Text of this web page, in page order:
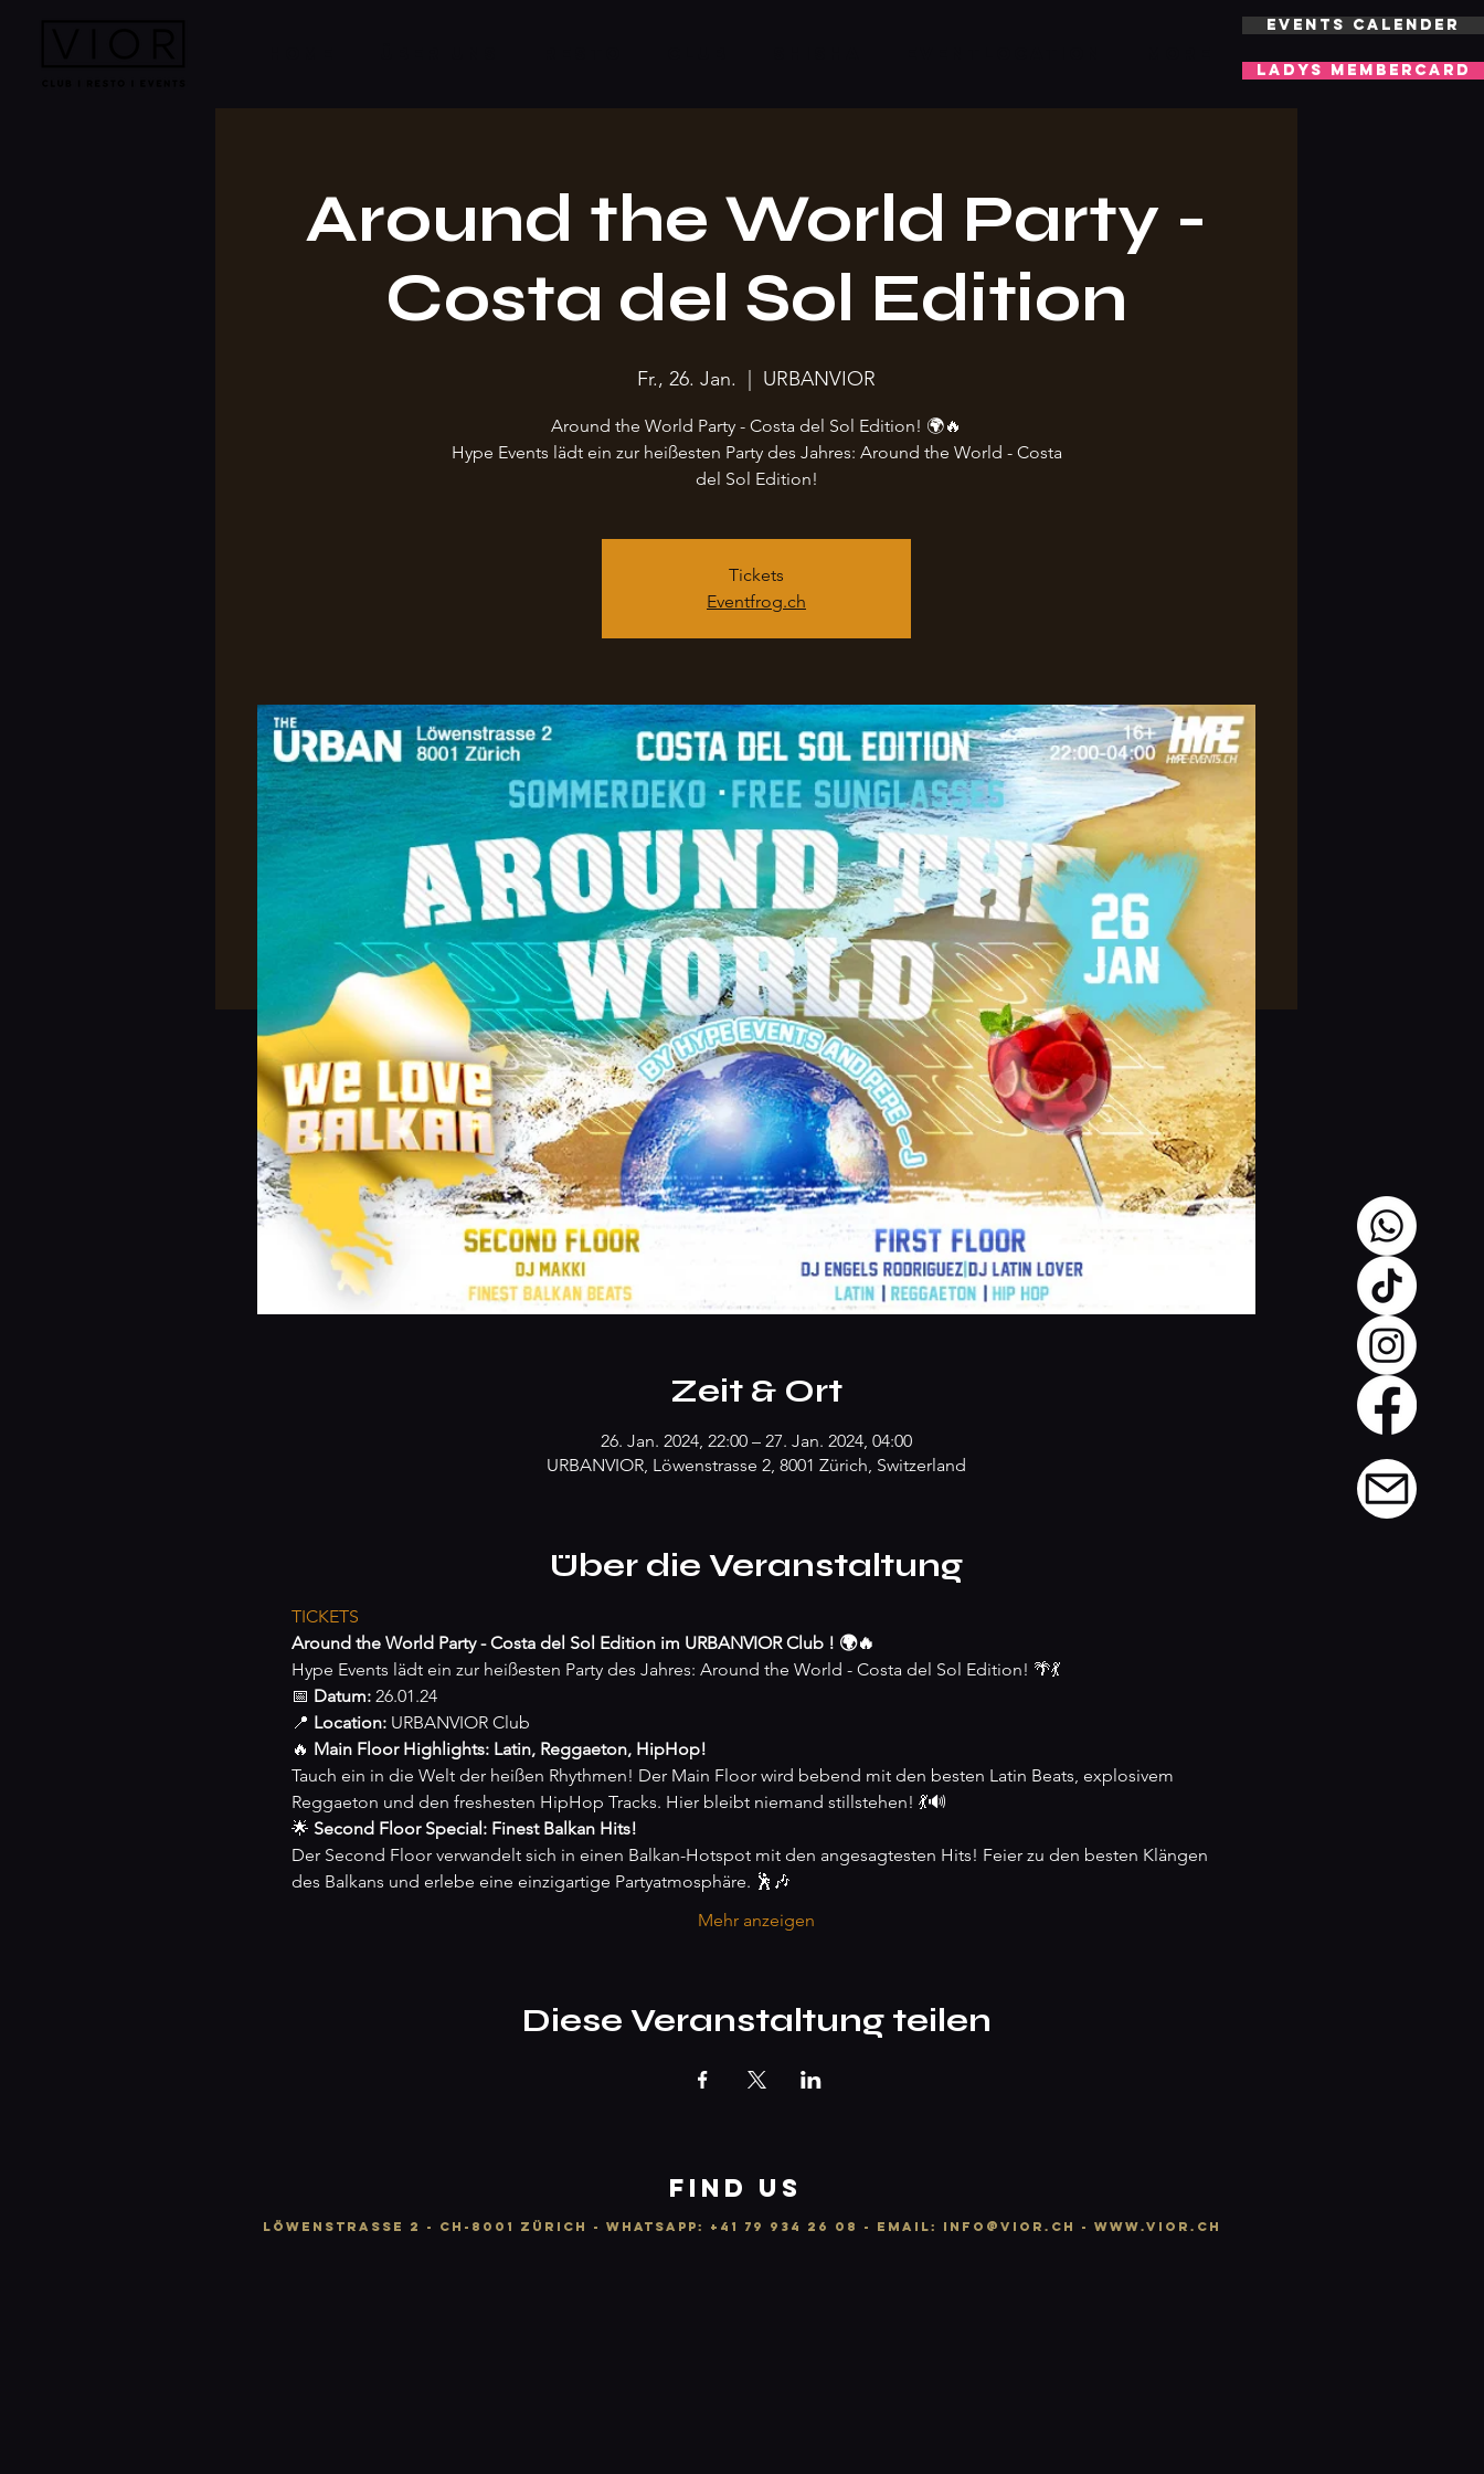
LADYS MEMBERCARD
EVENTS CALENDER
Around the World Party -
Costa del Sol Edition
Fr., 26. Jan. URBANVIOR
Around the World Party - Costa del Sol Edition! 🌍🔥
Hype Events lädt ein zur heißesten Party des Jahres: Around the World - Costa
del Sol Edition!
Tickets
Eventfrog.ch
Zeit & Ort
26. Jan. 2024, 22:00 – 27. Jan. 2024, 04:00
URBANVIOR, Löwenstrasse 2, 8001 Zürich, Switzerland
Über die Veranstaltung
TICKETS
Around the World Party - Costa del Sol Edition im URBANVIOR Club ! 🌍🔥
Hype Events lädt ein zur heißesten Party des Jahres: Around the World - Costa del Sol Edition! 🌴💃
📅 Datum: 26.01.24
📍 Location: URBANVIOR Club
🔥 Main Floor Highlights: Latin, Reggaeton, HipHop!
Tauch ein in die Welt der heißen Rhythmen! Der Main Floor wird bebend mit den besten Latin Beats, explosivem
Reggaeton und den freshesten HipHop Tracks. Hier bleibt niemand stillstehen! 💃🔊
🌟 Second Floor Special: Finest Balkan Hits!
Der Second Floor verwandelt sich in einen Balkan-Hotspot mit den angesagtesten Hits! Feier zu den besten Klängen
des Balkans und erlebe eine einzigartige Partyatmosphäre. 🕺🎶
Mehr anzeigen
Diese Veranstaltung teilen
FIND US
LÖWENSTRASSE 2 - CH-8001 ZÜRICH - WhatsApp: +41 79 934 26 08 - email: info @vior.ch - www.vior.ch